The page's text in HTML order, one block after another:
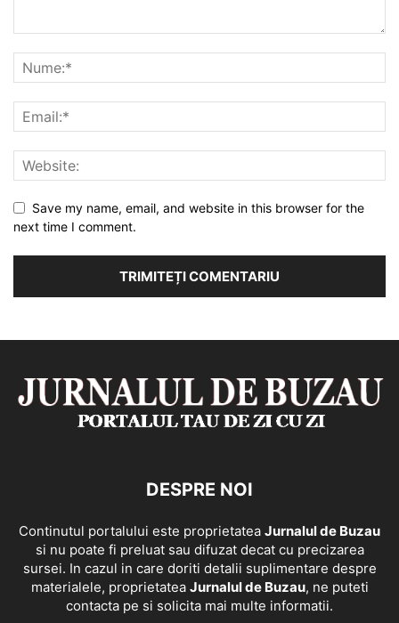
Save my name, email, and website in this browser for the
next time I comment.
DESPRE NOI
Continutul portalului este proprietatea Jurnalul de Buzau
si nu poate fi preluat sau difuzat decat cu precizarea
sursei. In cazul in care doriti detalii suplimentare despre
materialele, proprietatea Jurnalul de Buzau, ne puteti
contacta pe si solicita mai multe informatii.